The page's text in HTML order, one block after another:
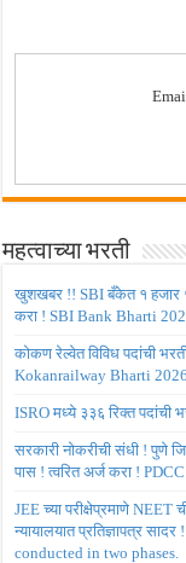
महत्वाच्या भरती
खुशखबर !! SBI बँकेत १ हजार
करा ! SBI Bank Bharti
कोकण रेल्वेत विविध पदांची
Kokanrailway Bharti 2026
ISRO मध्ये ३३६ रिक्त पदांची
सरकारी नोकरीची संधी ! पुणे
पास ! त्वरित अर्ज करा !
JEE च्या परीक्षेप्रमाणे NEET
न्यायालयात प्रतिज्ञापत्र
conducted in two phases.